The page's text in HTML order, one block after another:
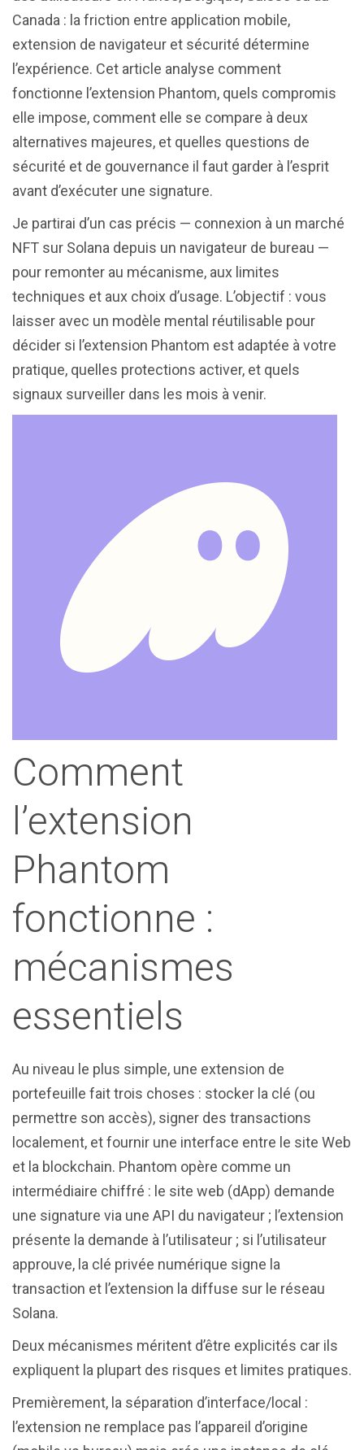
Canada : la friction entre application mobile,
extension de navigateur et sécurité détermine
l’expérience. Cet article analyse comment
fonctionne l’extension Phantom, quels compromis
elle impose, comment elle se compare à deux
alternatives majeures, et quelles questions de
sécurité et de gouvernance il faut garder à l’esprit
avant d’exécuter une signature.
Je partirai d’un cas précis — connexion à un marché
NFT sur Solana depuis un navigateur de bureau —
pour remonter au mécanisme, aux limites
techniques et aux choix d’usage. L’objectif : vous
laisser avec un modèle mental réutilisable pour
décider si l’extension Phantom est adaptée à votre
pratique, quelles protections activer, et quels
signaux surveiller dans les mois à venir.
Comment
l’extension
Phantom
fonctionne :
mécanismes
essentiels
Au niveau le plus simple, une extension de
portefeuille fait trois choses : stocker la clé (ou
permettre son accès), signer des transactions
localement, et fournir une interface entre le site Web
et la blockchain. Phantom opère comme un
intermédiaire chiffré : le site web (dApp) demande
une signature via une API du navigateur ; l’extension
présente la demande à l’utilisateur ; si l’utilisateur
approuve, la clé privée numérique signe la
transaction et l’extension la diffuse sur le réseau
Solana.
Deux mécanismes méritent d’être explicités car ils
expliquent la plupart des risques et limites pratiques.
Premièrement, la séparation d’interface/local :
l’extension ne remplace pas l’appareil d’origine